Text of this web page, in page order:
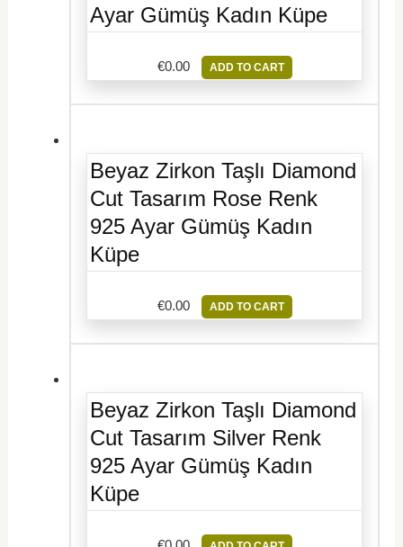
Ayar Gümüş Kadın Küpe
€0.00 ADD TO CART
Beyaz Zirkon Taşlı Diamond
Cut Tasarım Rose Renk
925 Ayar Gümüş Kadın
Küpe
€0.00 ADD TO CART
Beyaz Zirkon Taşlı Diamond
Cut Tasarım Silver Renk
925 Ayar Gümüş Kadın
Küpe